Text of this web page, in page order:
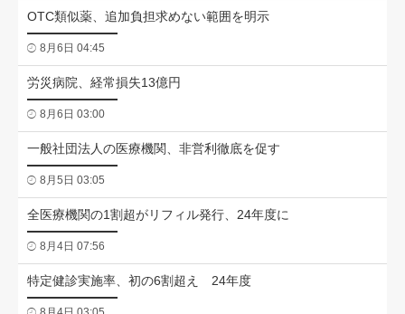
OTC類似薬、追加負担求めない範囲を明示
8月6日 04:45
労災病院、経常損失13億円
8月6日 03:00
一般社団法人の医療機関、非営利徹底を促す
8月5日 03:05
全医療機関の1割超がリフィル発行、24年度に
8月4日 07:56
特定健診実施率、初の6割超え 24年度